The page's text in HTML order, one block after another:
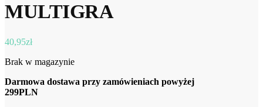
MULTIGRA
40,95zł
Brak w magazynie
Darmowa dostawa przy zamówieniach powyżej
299PLN